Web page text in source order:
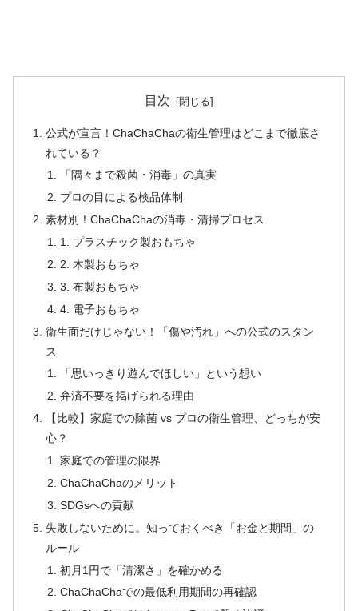
目次
公式が宣言！ChaChaChaの衛生管理はどこまで徹底さ
れている？
「隅々まで殺菌・消毒」の真実
プロの目による検品体制
素材別！ChaChaChaの消毒・清掃プロセス
1. プラスチック製おもちゃ
2. 木製おもちゃ
3. 布製おもちゃ
4. 電子おもちゃ
衛生面だけじゃない！「傷や汚れ」への公式のスタン
ス
「思いっきり遊んでほしい」という想い
弁済不要を掲げられる理由
【比較】家庭での除菌 vs プロの衛生管理、どっちが安
心？
家庭での管理の限界
ChaChaChaのメリット
SDGsへの貢献
失敗しないために。知っておくべき「お金と期間」の
ルール
初月1円で「清潔さ」を確かめる
ChaChaChaでの最低利用期間の再確認